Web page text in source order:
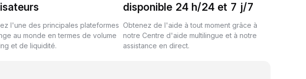
l'une des principales plateformes
au monde en termes de volume
et de liquidité.
disponible 24 h/24 et 7 j/7
Obtenez de l'aide à tout moment grâce à
notre Centre d'aide multilingue et à notre
assistance en direct.